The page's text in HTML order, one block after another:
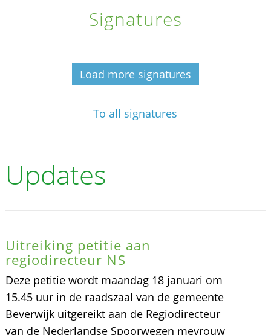
Signatures
Load more signatures
To all signatures
Updates
Uitreiking petitie aan
regiodirecteur NS
Deze petitie wordt maandag 18 januari om
15.45 uur in de raadszaal van de gemeente
Beverwijk uitgereikt aan de Regiodirecteur
van de Nederlandse Spoorwegen mevrouw